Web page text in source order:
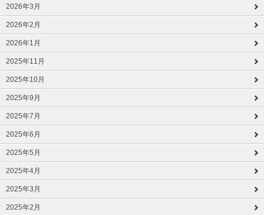
2026年3月
2026年2月
2026年1月
2025年11月
2025年10月
2025年9月
2025年7月
2025年6月
2025年5月
2025年4月
2025年3月
2025年2月